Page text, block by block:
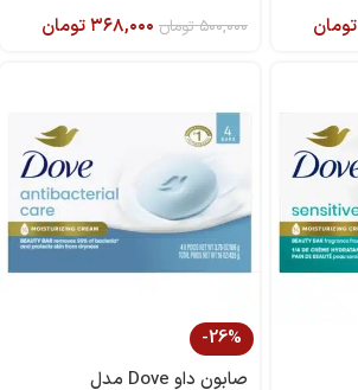
تومان ۵۰۰,۰۰۰تومان ۳۶۸,۰۰۰تومان
-26%
صابون داو Dove مدل